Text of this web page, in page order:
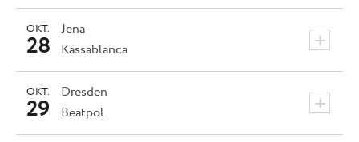
Jena +
OKT.
28 Kassablanca
Dresden +
OKT.
29 Beatpol